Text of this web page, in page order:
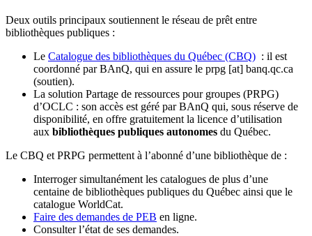
Deux outils principaux soutiennent le réseau de prêt entre
bibliothèques publiques :
Le Catalogue des bibliothèques du Québec (CBQ) : il est
coordonné par BAnQ, qui en assure le prpg [at] banq.qc.ca
(soutien).
La solution Partage de ressources pour groupes (PRPG)
d’OCLC : son accès est géré par BAnQ qui, sous réserve de
disponibilité, en offre gratuitement la licence d’utilisation
aux bibliothèques publiques autonomes du Québec.
Le CBQ et PRPG permettent à l’abonné d’une bibliothèque de :
Interroger simultanément les catalogues de plus d’une
centaine de bibliothèques publiques du Québec ainsi que le
catalogue WorldCat.
Faire des demandes de PEB en ligne.
Consulter l’état de ses demandes.